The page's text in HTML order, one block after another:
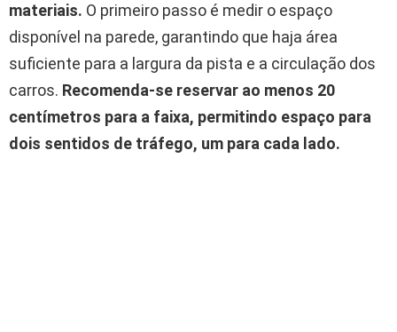
materiais. O primeiro passo é medir o espaço
disponível na parede, garantindo que haja área
suficiente para a largura da pista e a circulação dos
carros. Recomenda-se reservar ao menos 20
centímetros para a faixa, permitindo espaço para
dois sentidos de tráfego, um para cada lado.